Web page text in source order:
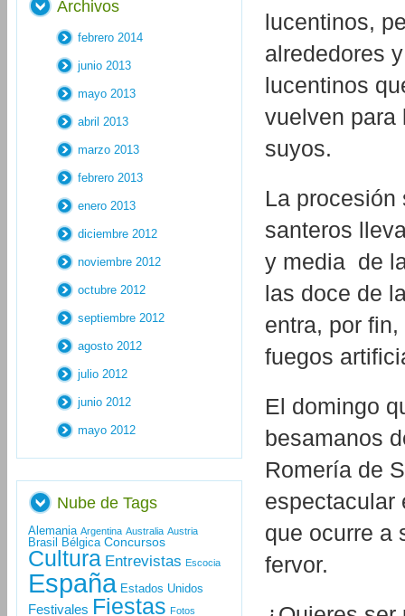
lucentinos,
alrededores
lucentinos
vuelven para
suyos.
La procesión
santeros
y media de
las doce de
entra, por
fuegos
El domingo
besamanos
Romería de
espectacular
que ocurre a
fervor.
Archivos
febrero 2014
junio 2013
mayo 2013
abril 2013
marzo 2013
febrero 2013
enero 2013
diciembre 2012
noviembre 2012
octubre 2012
septiembre 2012
agosto 2012
julio 2012
junio 2012
mayo 2012
Nube de Tags
Alemania Argentina Australia Austria
Brasil Bélgica Concursos
Cultura Entrevistas Escocia
España Estados Unidos
Festivales Fiestas Fotos